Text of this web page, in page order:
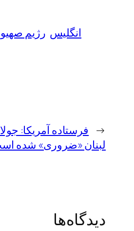
انگلیس رژیم
← فرستاده آمریکا:
لبنان «ضروری» شده
دیدگاه‌ها